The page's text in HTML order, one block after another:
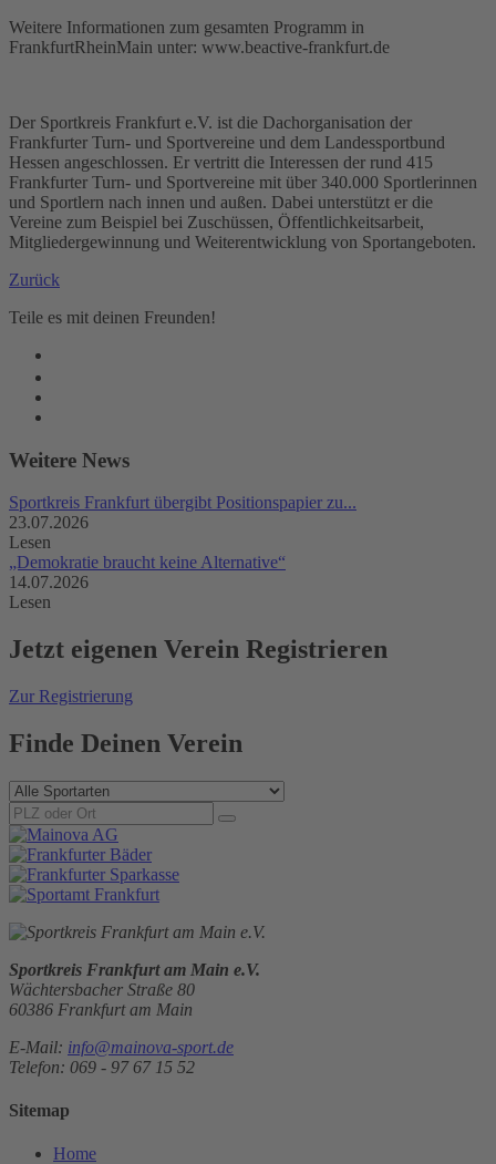
Weitere Informationen zum gesamten Programm in
FrankfurtRheinMain unter: www.beactive-frankfurt.de
Der Sportkreis Frankfurt e.V. ist die Dachorganisation der
Frankfurter Turn- und Sportvereine und dem Landessportbund
Hessen angeschlossen. Er vertritt die Interessen der rund 415
Frankfurter Turn- und Sportvereine mit über 340.000 Sportlerinnen
und Sportlern nach innen und außen. Dabei unterstützt er die
Vereine zum Beispiel bei Zuschüssen, Öffentlichkeitsarbeit,
Mitgliedergewinnung und Weiterentwicklung von Sportangeboten.
Zurück
Teile es mit deinen Freunden!
Weitere News
Sportkreis Frankfurt übergibt Positionspapier zu...
23.07.2026
Lesen
„Demokratie braucht keine Alternative“
14.07.2026
Lesen
Jetzt eigenen Verein Registrieren
Zur Registrierung
Finde Deinen Verein
Sportkreis Frankfurt am Main e.V.
Wächtersbacher Straße 80
60386 Frankfurt am Main
E-Mail: info@mainova-sport.de
Telefon: 069 - 97 67 15 52
Sitemap
Home